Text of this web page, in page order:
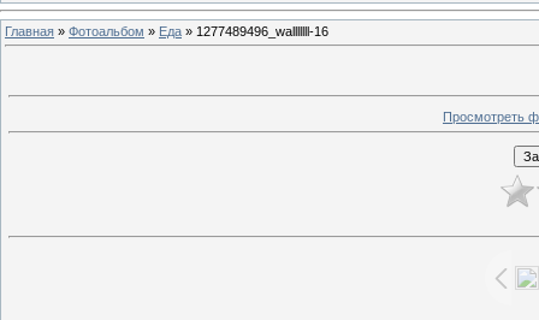
Главная » Фотоальбом » Еда » 1277489496_walllllll-16
Просмотреть